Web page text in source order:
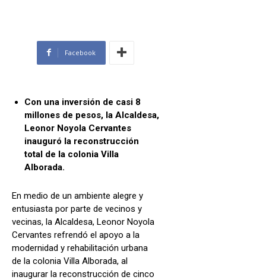
Facebook
Con una inversión de casi 8
millones de pesos, la Alcaldesa,
Leonor Noyola Cervantes
inauguró la reconstrucción
total de la colonia Villa
Alborada.
En medio de un ambiente alegre y
entusiasta por parte de vecinos y
vecinas, la Alcaldesa, Leonor Noyola
Cervantes refrendó el apoyo a la
modernidad y rehabilitación urbana
de la colonia Villa Alborada, al
inaugurar la reconstrucción de cinco